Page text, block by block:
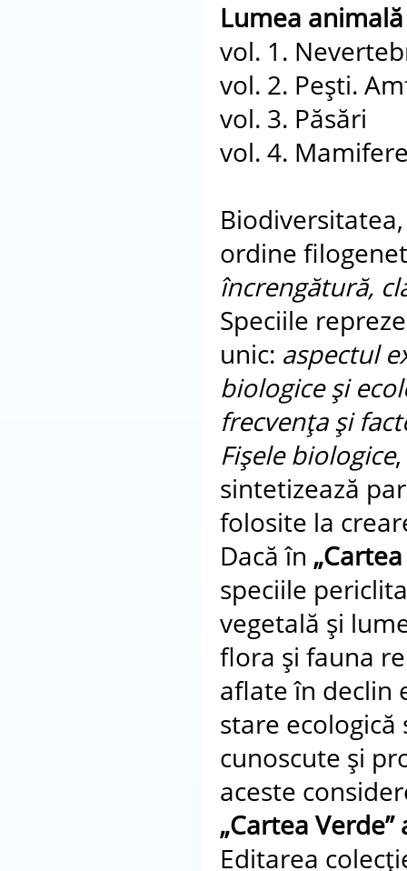
Lumea
vol. 1.
vol. 2. Peşti.
vol. 3. Păsări
vol. 4.
ordine
încrengătură,
Speciile
unic: aspectul
biologice şi
frecvenţa şi
Fişele biologice
sintetizează
folosite la
Dacă în
speciile
vegetală şi
flora şi fauna
aflate în declin
stare
cunoscute şi
aceste
„Cartea Verde”
Editarea